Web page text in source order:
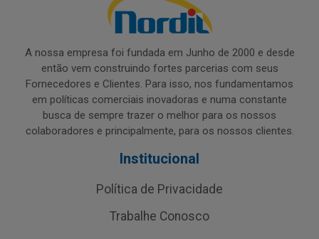
A nossa empresa foi fundada em Junho de 2000 e desde
então vem construindo fortes parcerias com seus
Fornecedores e Clientes. Para isso, nos fundamentamos
em políticas comerciais inovadoras e numa constante
busca de sempre trazer o melhor para os nossos
colaboradores e principalmente, para os nossos clientes.
Institucional
Política de Privacidade
Trabalhe Conosco